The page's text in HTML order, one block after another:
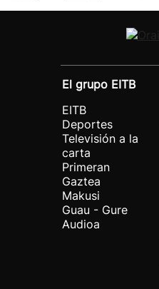
El grupo EITB
EITB
Deportes
Televisión a la
carta
Primeran
Gaztea
Makusi
Guau - Gure
Audioa